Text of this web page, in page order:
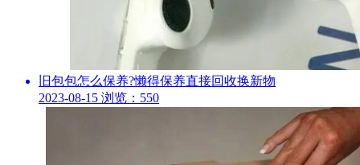
旧包包怎么保养?懒得保养直接回收换新物
2023-08-15 浏览：550